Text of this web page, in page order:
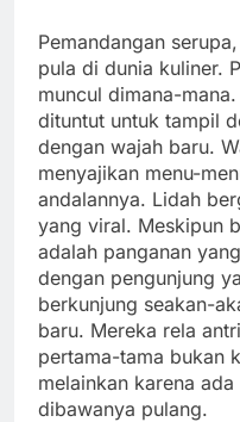
Pemandangan
pula di dunia kuliner.
muncul dimana-
dituntut untuk tampil
dengan wajah baru.
menyajikan menu-
andalannya. Lidah
yang viral. Meskipun
adalah panganan
dengan pengunjung
berkunjung seakan-
baru. Mereka rela
pertama-tama bukan
melainkan karena
dibawanya pulang.